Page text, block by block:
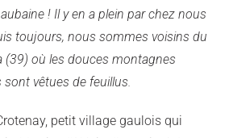
! Il y en a plein par chez nous
toujours, nous sommes voisins du
(39) où les douces montagnes
vêtues de feuillus.
petit village gaulois qui